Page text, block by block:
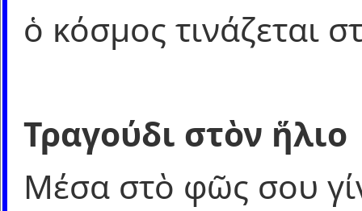
ὁ κόσμος τινάζεται
Τραγούδι στὸν ἥλιο
Μέσα στὸ φῶς σου